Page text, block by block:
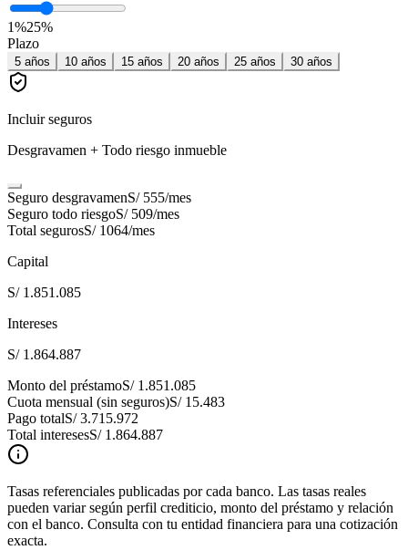
1%25%
Plazo
5 años 10 años 15 años 20 años 25 años 30 años
Incluir seguros
Desgravamen + Todo riesgo inmueble
Seguro desgravamenS/ 555/mes
Seguro todo riesgoS/ 509/mes
Total segurosS/ 1064/mes
Capital
S/ 1.851.085
Intereses
S/ 1.864.887
Monto del préstamoS/ 1.851.085
Cuota mensual (sin seguros)S/ 15.483
Pago totalS/ 3.715.972
Total interesesS/ 1.864.887
Tasas referenciales publicadas por cada banco. Las tasas reales
pueden variar según perfil crediticio, monto del préstamo y relación
con el banco. Consulta con tu entidad financiera para una cotización
exacta.